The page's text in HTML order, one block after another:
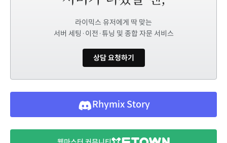
라이믹스 유저에게 딱 맞는
서버 세팅·이전·튜닝 및 종합 자문 서비스
상담 요청하기
Rhymix Story